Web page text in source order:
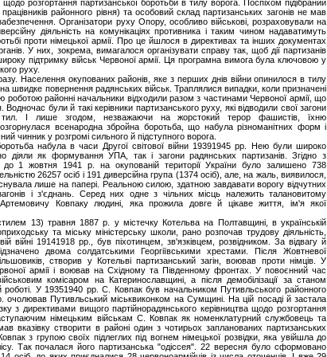
розгортання партизанської боротьби в тилу ворога. Поспіхом підібраний
районного рівня) та особовий склад партизанських загонів не мав
Організатори руху Опору, особливо військові, розраховували на
діяльність на комунікаціях противника і таким чином надаватимуть
проти німецької армії. Про це йшлося в директивах та інших документах
У них, зокрема, вимагалося організувати справу так, щоб дії партизанів
підтримку військ Червоної армії. Ця програмна вимога була ключовою у
руху.
Населення окупованих районів, яке з перших днів війни опинилося в тилу
швидке повернення радянських військ. Траплялися випадки, коли призначені
роботою районні начальники відходили разом з частинами Червоної армії, що
Водночас були й такі керівники партизанського руху, які відводили свої загони
І лише згодом, незважаючи на жорстокий терор фашистів, їхню
всенародна збройна боротьба, що набула різноманітних форм і
чинник у розгромі сильного й підступного ворога.
набула в часи Другої світової війни 19391945 рр. Нею були широко
діяли як формування УПА, так і загони радянських партизанів. Згідно з
до 1 жовтня 1941 р. на окупованій території України було залишено 738
26257 осіб і 191 диверсійна група (1374 осіб), але, на жаль, виявилося,
лише на папері. Реальною силою, здатною завдавати ворогу відчутних
і з'єднань. Серед них одне з чільних місць належить талановитому
Ковпаку людині, яка прожила довге й цікаве життя, ім'я якої
13) травня 1887 р. у містечку Котельва на Полтавщині, в українській
та міську міністерську школи, рано розпочав трудову діяльність,
війні 19141918 рр., був піхотинцем, зв'язківцем, розвідником. За відвагу й
двома солдатськими Георгіївськими хрестами. Після Жовтневої
створив у Котельві партизанський загін, воював проти німців. У
армії і воював на Східному та Південному фронтах. У повоєнний час
комісаром на Катеринославщині, а після демобілізації за станом
роботі. У 19351940 рр. С. Ковпак був начальником Путивльського районного
очолював Путивльський міськвиконком на Сумщині. На цій посаді й застала
з директивами вищого партійнорадянського керівництва щодо розгортання
німецьким військам С. Ковпак як номенклатурний службовець та
вказівку створити в районі один з чотирьох запланованих партизанських
з групою своїх підлеглих під вогнем німецької розвідки, яка увійшла до
Так почалася його партизанська "одіссея". 22 вересня було сформовано